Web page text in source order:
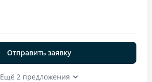
Отправить заявку
Ещё 2 предложения